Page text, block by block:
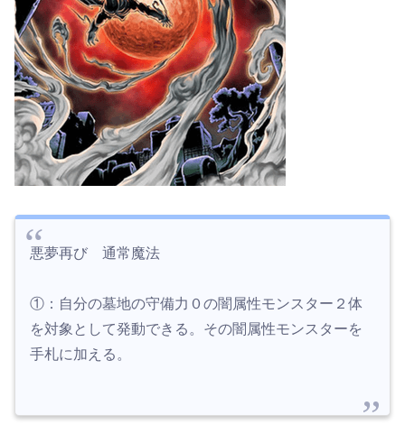
悪夢再び 通常魔法
①：自分の墓地の守備力０の闇属性モンスター２体
を対象として発動できる。その闇属性モンスターを
手札に加える。